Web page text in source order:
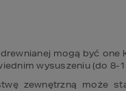
mogą być one
wysuszeniu (do 8-
zewnętrzną może